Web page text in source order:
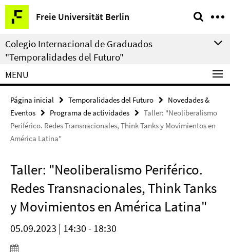
Springe
direkt
zu
Inhalt
Freie Universität Berlin
Herramientas
de
navegación
Colegio Internacional de Graduados
"Temporalidades del Futuro"
MENU
Página inicial Temporalidades del Futuro
Novedades &
Eventos
Programa de actividades
Taller: "Neoliberalismo
Periférico. Redes Transnacionales, Think Tanks y Movimientos en
América Latina"
Taller: "Neoliberalismo Periférico.
Redes Transnacionales, Think Tanks
y Movimientos en América Latina"
05.09.2023 | 14:30 - 18:30